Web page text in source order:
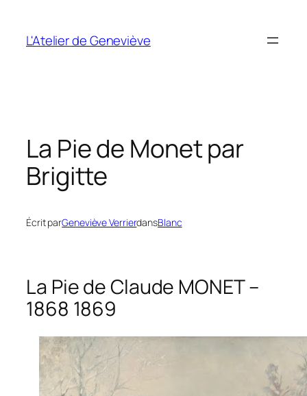
contenu
L'Atelier de Geneviève
La Pie de Monet par
Brigitte
Écrit parGeneviève VerrierdansBlanc
La Pie de Claude MONET –
1868 1869